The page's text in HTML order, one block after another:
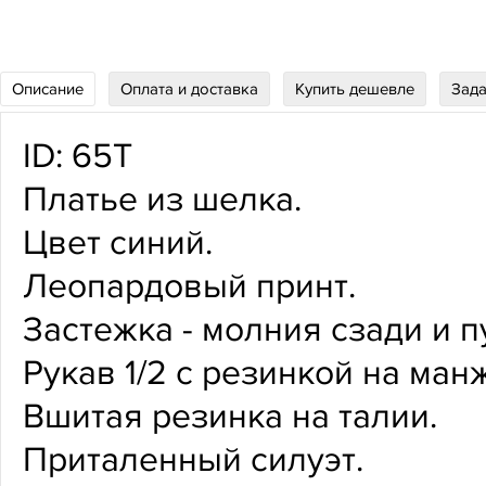
Описание Оплата и доставка Купить дешевле
ID: 65Т
Платье из шелка.
Цвет синий.
Леопардовый принт.
Застежка - молния сзади и
Рукав 1/2 с резинкой на
Вшитая резинка на талии.
Приталенный силуэт.